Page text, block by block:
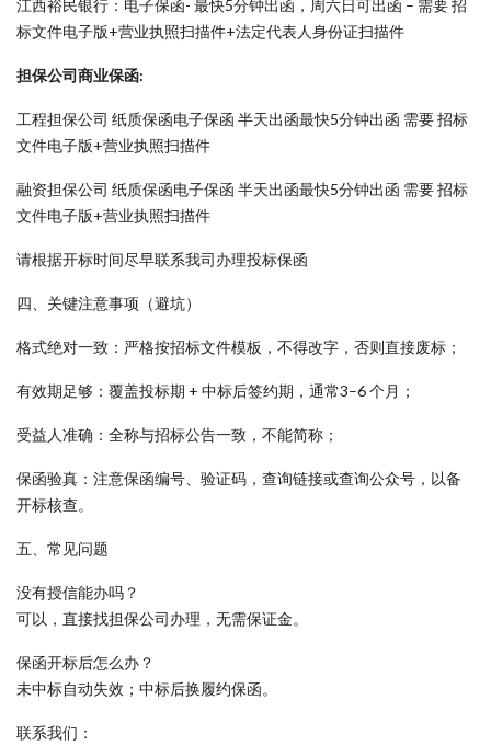
江西裕民银行：电子保函- 最快5分钟出函，周六日可出函 – 需要 招
标文件电子版+营业执照扫描件+法定代表人身份证扫描件
担保公司商业保函:
工程担保公司 纸质保函电子保函 半天出函最快5分钟出函 需要 招标
文件电子版+营业执照扫描件
融资担保公司 纸质保函电子保函 半天出函最快5分钟出函 需要 招标
文件电子版+营业执照扫描件
请根据开标时间尽早联系我司办理投标保函
四、关键注意事项（避坑）
格式绝对一致：严格按招标文件模板，不得改字，否则直接废标；
有效期足够：覆盖投标期 + 中标后签约期，通常3–6 个月；
受益人准确：全称与招标公告一致，不能简称；
保函验真：注意保函编号、验证码，查询链接或查询公众号，以备
开标核查。
五、常见问题
没有授信能办吗？
可以，直接找担保公司办理，无需保证金。
保函开标后怎么办？
未中标自动失效；中标后换履约保函。
联系我们：